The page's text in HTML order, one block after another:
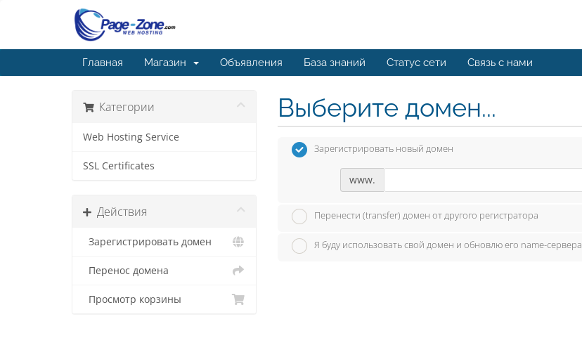
Главная Магазин Объявления База знаний Статус сети Связь с нами
Категории
Web Hosting Service
SSL Certificates
Действия
Зарегистрировать домен
Перенос домена
Просмотр корзины
Выберите домен...
Зарегистрировать новый домен
www.
Перенести (transfer) домен от другого регистратора
Я буду использовать свой домен и обновлю его name-сервера